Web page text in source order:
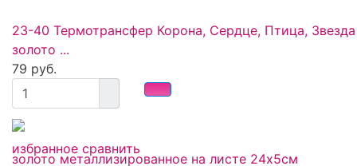
избранное сравнить
23-40 Термотрансфер Корона, Сердце, Птица, Звезда
золото ...
79 руб.